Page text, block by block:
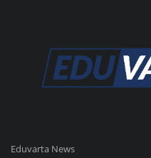
Eduvarta News